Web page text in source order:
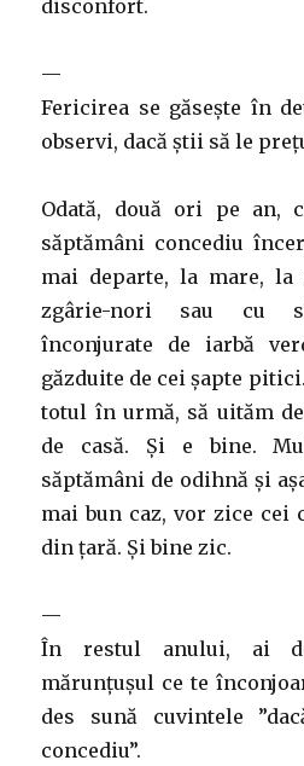
disconfort.
—
Fericirea se găsește în
observi, dacă știi să le
Odată, două ori pe an,
săptămâni concediu
mai departe, la mare, la
zgârie-nori sau cu
înconjurate de iarbă
găzduite de cei șapte
totul în urmă, să uităm
de casă. Și e bine.
săptămâni de odihnă și
mai bun caz, vor zice cei
din țară. Și bine zic.
—
În restul anului, ai
mărunțușul ce te
des sună cuvintele
concediu”.